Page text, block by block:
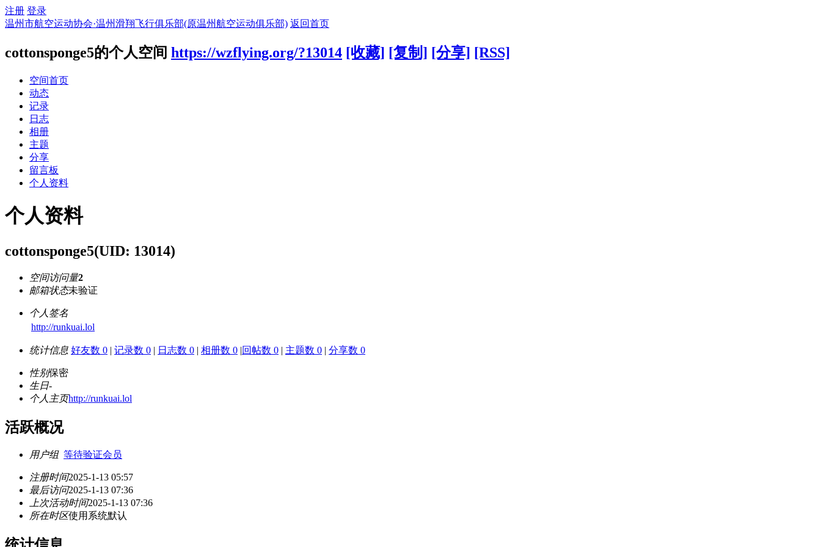
注册 登录
温州市航空运动协会·温州滑翔飞行俱乐部(原温州航空运动俱乐部) 返回首页
cottonsponge5的个人空间 https://wzflying.org/?13014 [收藏] [复制] [分享] [RSS]
空间首页
动态
记录
日志
相册
主题
分享
留言板
个人资料
个人资料
cottonsponge5(UID: 13014)
空间访问量2
邮箱状态未验证
个人签名
http://runkuai.lol
统计信息 好友数 0 | 记录数 0 | 日志数 0 | 相册数 0 |回帖数 0 | 主题数 0 | 分享数 0
性别保密
生日-
个人主页http://runkuai.lol
活跃概况
用户组 等待验证会员
注册时间2025-1-13 05:57
最后访问2025-1-13 07:36
上次活动时间2025-1-13 07:36
所在时区使用系统默认